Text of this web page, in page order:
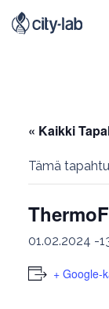
« Kaikki
Tämä
01.02.2024 -
+ Google-